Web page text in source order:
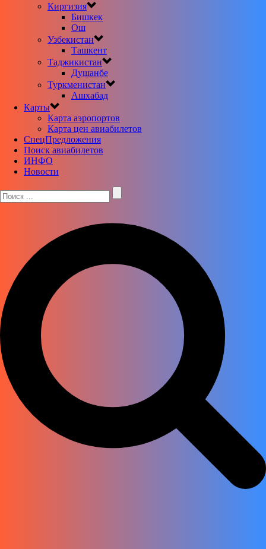
Киргизия
Бишкек
Ош
Узбекистан
Ташкент
Таджикистан
Душанбе
Туркменистан
Ашхабад
Карты
Карта аэропортов
Карта цен авиабилетов
CпецПредложения
Поиск авиабилетов
ИНФО
Новости